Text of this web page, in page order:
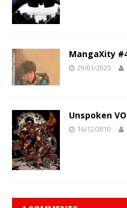
MangaXity
29/01/2025
Unspoken
16/12/2010